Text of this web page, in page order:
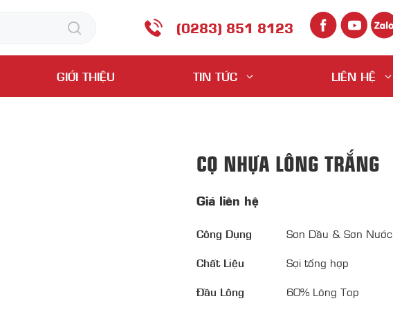
(0283) 851 8123
GIỚI THIỆU TIN TỨC LIÊN HỆ
CỌ NHỰA LÔNG TRẮNG
Giá liên hệ
Công Dụng Sơn Dầu & Sơn Nước
Chất Liệu Sợi tổng hợp
Đầu Lông 60% Lông Top